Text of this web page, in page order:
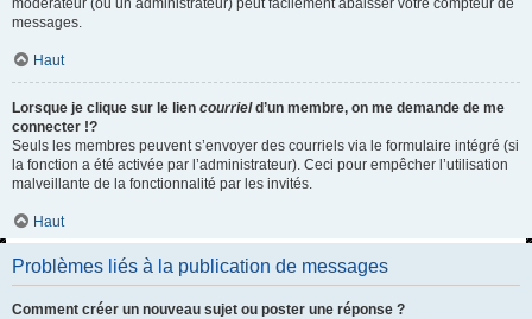
modérateur (ou un administrateur) peut facilement abaisser votre compteur de
messages.
Haut
Lorsque je clique sur le lien courrield’un membre, on me demande de me
connecter !?
Seuls les membres peuvent s’envoyer des courriels via le formulaire intégré (si
la fonction a été activée par l’administrateur). Ceci pour empêcher l’utilisation
malveillante de la fonctionnalité par les invités.
Haut
Problèmes liés à la publication de messages
Comment créer un nouveau sujet ou poster une réponse ?